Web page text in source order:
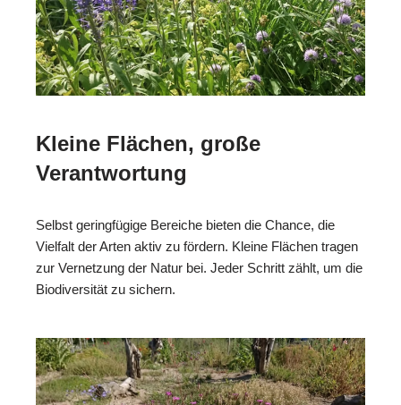
Kleine Flächen, große
Verantwortung
Selbst geringfügige Bereiche bieten die Chance, die
Vielfalt der Arten aktiv zu fördern. Kleine Flächen tragen
zur Vernetzung der Natur bei. Jeder Schritt zählt, um die
Biodiversität zu sichern.